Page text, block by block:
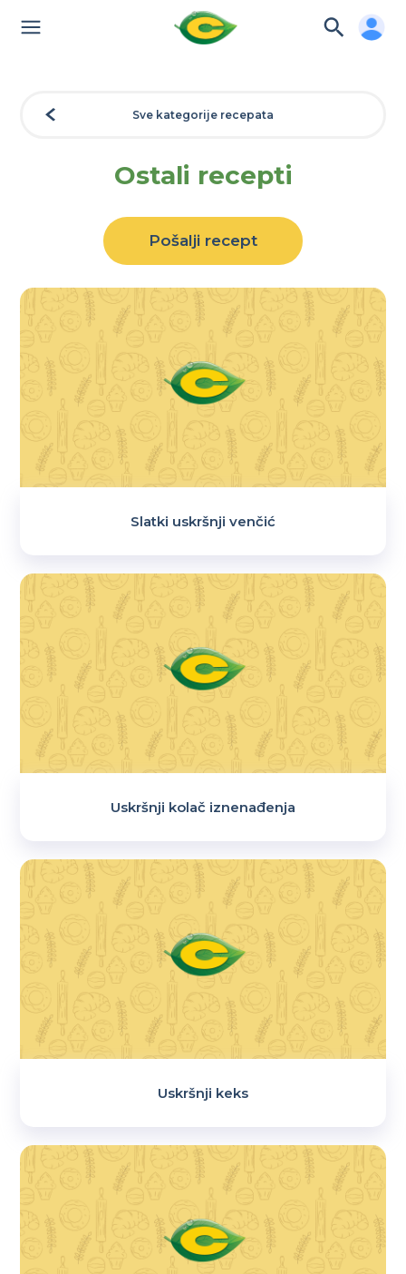
Sve kategorije recepata
Ostali recepti
Pošalji recept
Slatki uskršnji venčić
Uskršnji kolač iznenađenja
Uskršnji keks